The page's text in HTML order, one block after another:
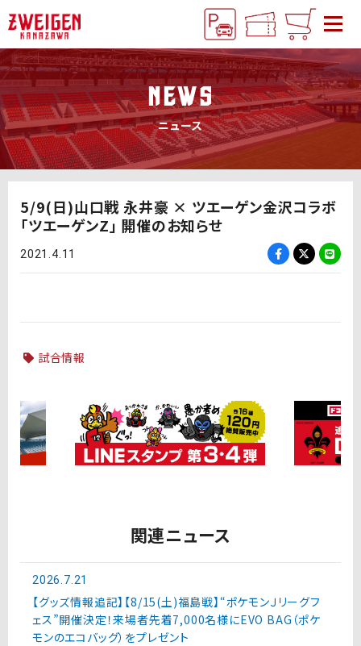
NEWS
ニュース
5/9(日)山口戦 永井豪 × ツエーゲン金沢コラボ
「ツエーゲンZ」 開催のお知らせ
2021.4.11
試合情報
関連ニュース
2026.7.21
【グッズ情報追記】【8/15(土)福島戦】“ポケモンＪリーグフ
ェス”開催決定！来場者先着7,000名様にEVO BAG（ポケ
モンのエコバッグ）をプレゼント